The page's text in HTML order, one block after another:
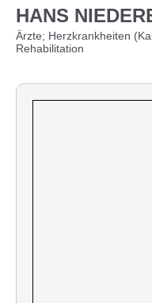
HANS
Ärzte; Herzkrankheiten
Rehabilitation